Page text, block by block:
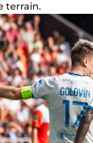
terrain.